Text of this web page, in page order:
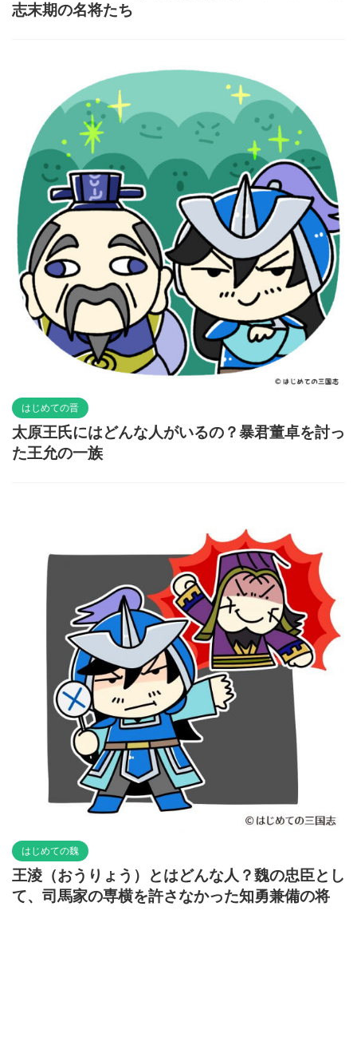
志末期の名将たち
はじめての晋
太原王氏にはどんな人がいるの？暴君董卓を討っ
た王允の一族
はじめての魏
王淩（おうりょう）とはどんな人？魏の忠臣とし
て、司馬家の専横を許さなかった知勇兼備の将